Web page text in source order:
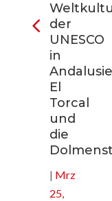
der
UNESCO
in
El
Torcal
und
die
| Mrz
25,